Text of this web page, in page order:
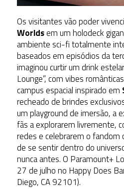
Os visitantes vão poder
Worldsem um holodeck
ambiente sci-fi totalmente
baseados em episódios da
imaginou curtir um drink
Lounge”, com vibes
campus espacial inspirado em
recheado de brindes
um playground de imersão, a
fãs a explorarem livremente,
redes e celebrarem o fandom
de se sentir dentro do
nunca antes. O Paramount+
27 de julho no Happy Does
Diego, CA 92101).